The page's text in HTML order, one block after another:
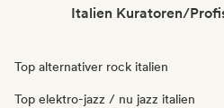
Italien Kuratoren/
Top alternativer rock italien
Top elektro-jazz / nu jazz italien